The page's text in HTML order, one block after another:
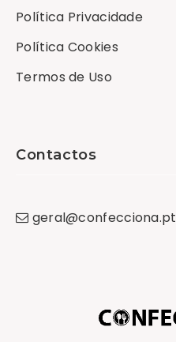
Política Privacidade
Política Cookies
Termos de Uso
Contactos
geral@confecciona.pt